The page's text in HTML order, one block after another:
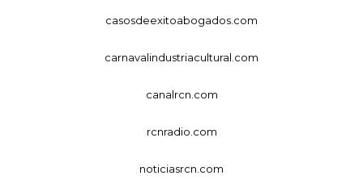
casosdeexitoabogados.com
carnavalindustriacultural.com
canalrcn.com
rcnradio.com
noticiasrcn.com